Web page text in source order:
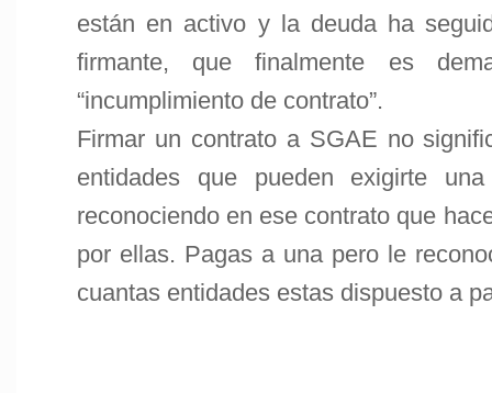
están en activo y la deuda ha
firmante, que finalmente es
“incumplimiento de contrato”.
Firmar un contrato a SGAE no
entidades que pueden exigirte
reconociendo en ese contrato que
por ellas. Pagas a una pero le
cuantas entidades estas dispuesto a